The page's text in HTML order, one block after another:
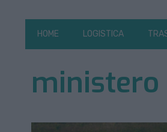
HOME LOGISTICA